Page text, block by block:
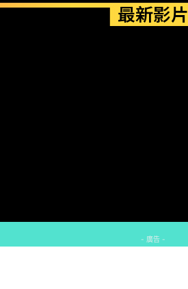
最新影片
- 廣告 -